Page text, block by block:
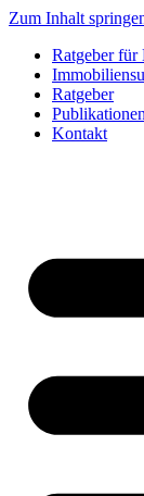
Zum Inhalt
Ratgeber für
Ratgeber
Publikationen
Kontakt